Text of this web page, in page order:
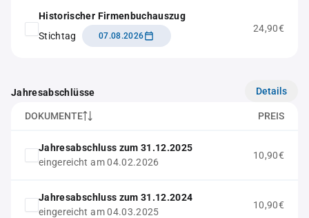
Historischer Firmenbuchauszug
Stichtag
07.08.2026
24,90€
Jahresabschlüsse Details
DOKUMENTE PREIS
Jahresabschluss zum 31.12.2025
eingereicht am 04.02.2026
10,90€
Jahresabschluss zum 31.12.2024
eingereicht am 04.03.2025
10,90€